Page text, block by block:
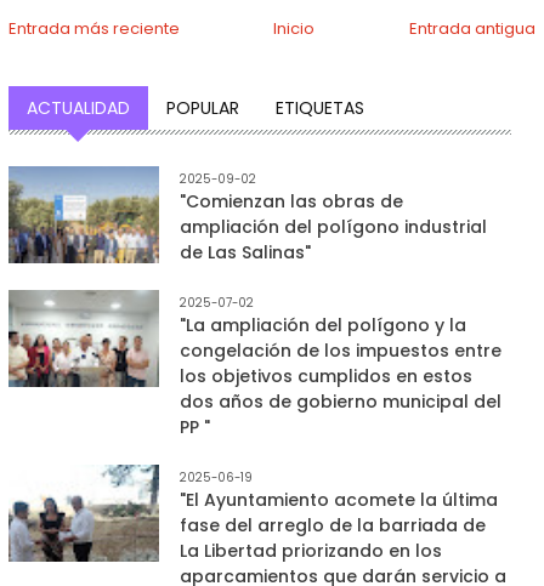
Entrada más reciente Entrada antigua
Inicio
ACTUALIDAD POPULAR ETIQUETAS
2025-09-02
"Comienzan las obras de
ampliación del polígono industrial
de Las Salinas"
2025-07-02
"La ampliación del polígono y la
congelación de los impuestos entre
los objetivos cumplidos en estos
dos años de gobierno municipal del
PP "
2025-06-19
"El Ayuntamiento acomete la última
fase del arreglo de la barriada de
La Libertad priorizando en los
aparcamientos que darán servicio a